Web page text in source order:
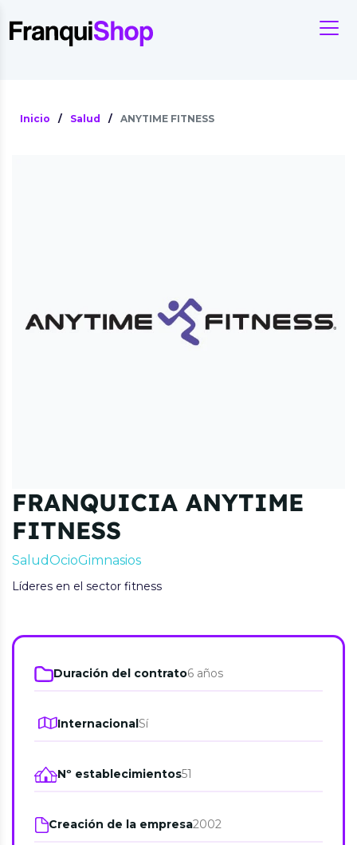
Inicio / Salud / ANYTIME FITNESS
FRANQUICIA ANYTIME
FITNESS
SaludOcioGimnasios
Líderes en el sector fitness
Duración del contrato6 años
InternacionalSí
Nº establecimientos51
Creación de la empresa2002